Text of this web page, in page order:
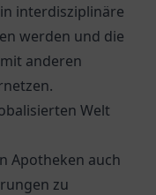
interdisziplinäre
werden und die
anderen
Welt
Apotheken auch
zu